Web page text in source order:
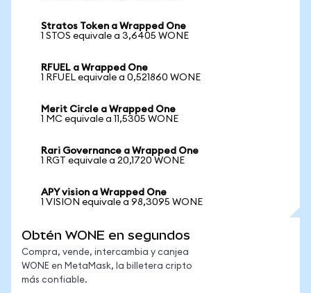
Stratos Token a Wrapped One
1 STOS equivale a 3,6405 WONE
RFUEL a Wrapped One
1 RFUEL equivale a 0,521860 WONE
Merit Circle a Wrapped One
1 MC equivale a 11,5305 WONE
Rari Governance a Wrapped One
1 RGT equivale a 20,1720 WONE
APY vision a Wrapped One
1 VISION equivale a 98,3095 WONE
Obtén WONE en segundos
Compra, vende, intercambia y canjea
WONE en MetaMask, la billetera cripto
más confiable.